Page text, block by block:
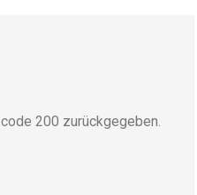
200 zurückgegeben.